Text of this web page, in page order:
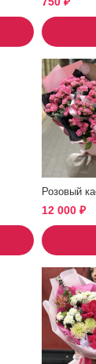
Розовый
12 000 ₽